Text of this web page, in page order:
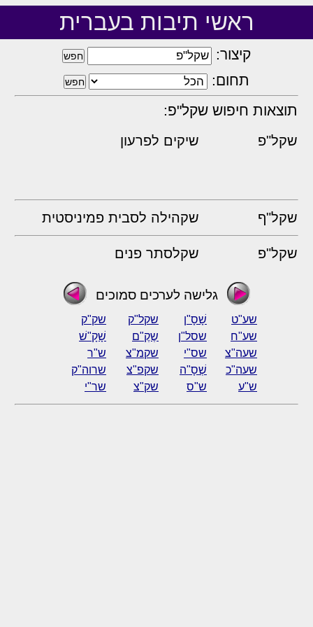
ראשי תיבות בעברית
קיצור:
תחום:
תוצאות חיפוש שקל"פ:
שקל"פ שיקים לפרעון
שקל"ף שקהילה לסבית פמיניסטית
שקל"פ שקלסתר פנים
גלישה לערכים סמוכים
שע"ט שָׁסָ"ן שקל"ק
שק"ק
שע"ח
שסל"ן שֶקֶ"ם
שָׁקָ"שׁ
שעה"צ
שס"י שקמ"צ
ש"ר
שעה"כ
שְׁסָ"ה שקפ"צ
שרוה"ק
ש"ע
ש"ס שק"צ שר"י